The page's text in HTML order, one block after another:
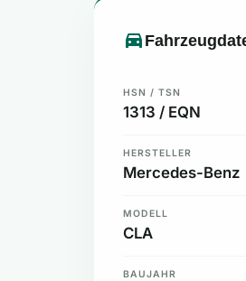
HSN / TSN
1313 / EQN
HERSTELLER
Mercedes-Benz
MODELL
CLA
BAUJAHR